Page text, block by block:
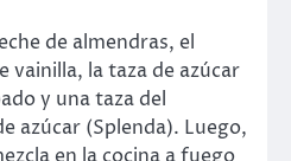
de almendras, el
vainilla, la taza de azúcar
y una taza del
azúcar (Splenda). Luego,